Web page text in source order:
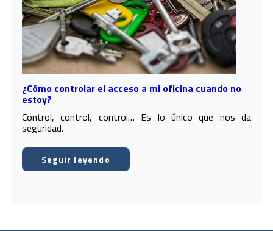
¿Cómo controlar el acceso a mi oficina cuando no
estoy?
Control, control, control… Es lo único que nos da
seguridad.
Seguir leyendo